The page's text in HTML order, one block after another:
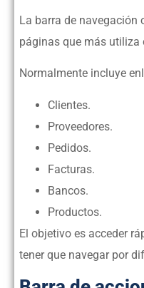
La barra de navegación
páginas que más utiliza
Normalmente incluye
Clientes.
Proveedores.
Pedidos.
Facturas.
Bancos.
Productos.
El objetivo es acceder
tener que navegar por